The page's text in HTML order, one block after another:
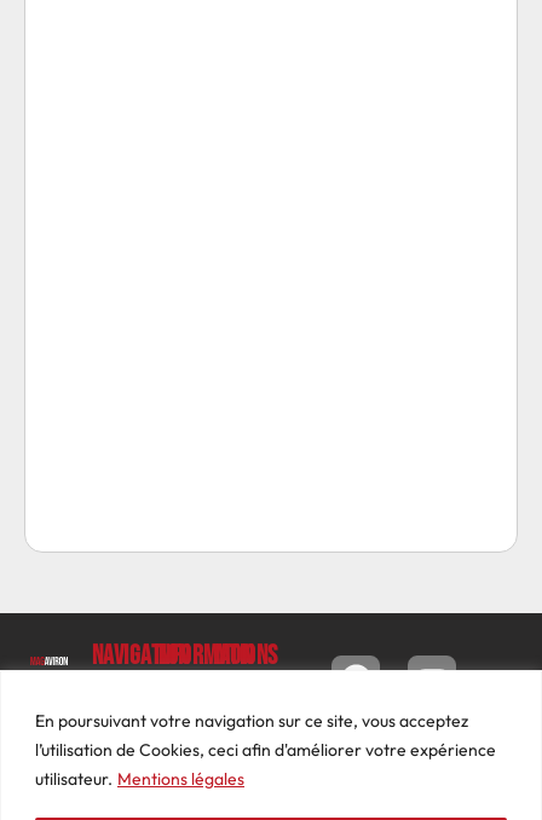
En poursuivant votre navigation sur ce site, vous acceptez
l’utilisation de Cookies, ceci afin d'améliorer votre expérience
utilisateur. Mentions légales
Luc
Barbier
69640
Navigation
Le
Magazine
Photos
Informations
Conditions
générales
de ventes
Mentions
Mon
Tableau
de bord
Commandes